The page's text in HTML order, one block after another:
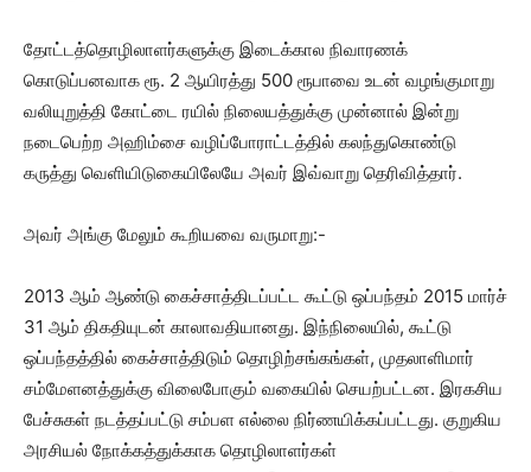
தோட்டத்தொழிலாளர்களுக்கு இடைக்கால நிவாரணக்
கொடுப்பனவாக ரூ. 2 ஆயிரத்து 500 ரூபாவை உடன் வழங்குமாறு
வலியுறுத்தி கோட்டை ரயில் நிலையத்துக்கு முன்னால் இன்று
நடைபெற்ற அஹிம்சை வழிப்போராட்டத்தில் கலந்துகொண்டு
கருத்து வெளியிடுகையிலேயே அவர் இவ்வாறு தெரிவித்தார்.
அவர் அங்கு மேலும் கூறியவை வருமாறு:-
2013 ஆம் ஆண்டு கைச்சாத்திடப்பட்ட கூட்டு ஒப்பந்தம் 2015 மார்ச்
31 ஆம் திகதியுடன் காலாவதியானது. இந்நிலையில், கூட்டு
ஒப்பந்தத்தில் கைச்சாத்திடும் தொழிற்சங்கங்கள், முதலாளிமார்
சம்மேளனத்துக்கு விலைபோகும் வகையில் செயற்பட்டன. இரகசிய
பேச்சுகள் நடத்தப்பட்டு சம்பள எல்லை நிர்ணயிக்கப்பட்டது. குறுகிய
அரசியல் நோக்கத்துக்காக தொழிலாளர்கள்